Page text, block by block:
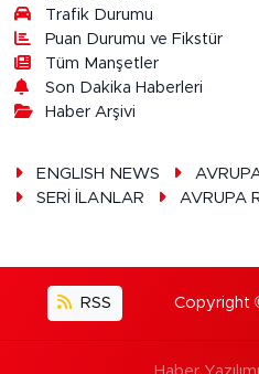
Trafik Durumu
Puan Durumu ve Fikstür
Tüm Manşetler
Son Dakika Haberleri
Haber Arşivi
ENGLISH NEWS
SERİ İLANLAR
AVRUPA
RSS Copyright